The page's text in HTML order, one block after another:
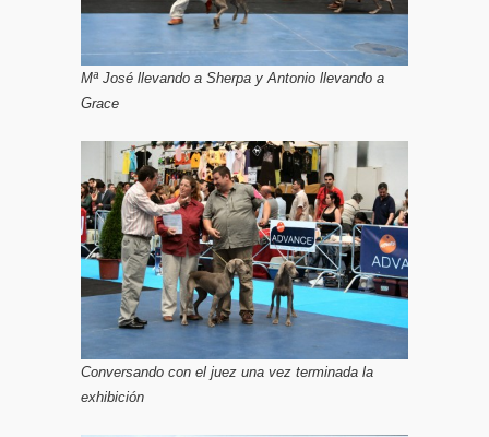
Mª José llevando a Sherpa y Antonio llevando a
Grace
Conversando con el juez una vez terminada la
exhibición